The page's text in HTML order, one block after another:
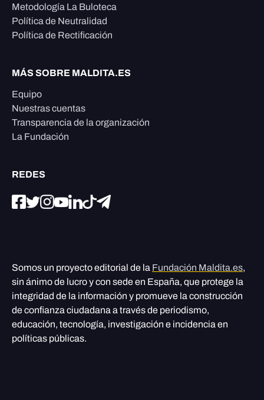
Metodología La Buloteca
Política de Neutralidad
Política de Rectificación
MÁS SOBRE MALDITA.ES
Equipo
Nuestras cuentas
Transparencia de la organización
La Fundación
REDES
Somos un proyecto editorial de la Fundación Maldita.es,
sin ánimo de lucro y con sede en España, que protege la
integridad de la información y promueve la construcción
de confianza ciudadana a través de periodismo,
educación, tecnología, investigación e incidencia en
políticas públicas.